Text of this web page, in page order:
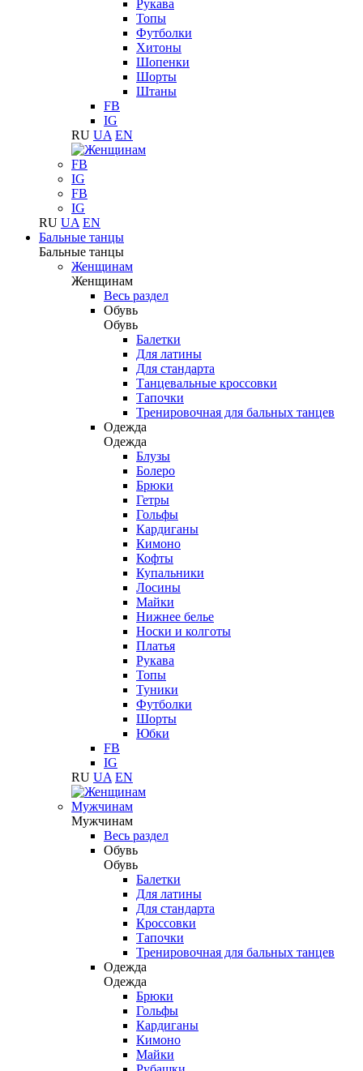
Рукава
Топы
Футболки
Хитоны
Шопенки
Шорты
Штаны
FB
IG
RU UA EN
FB
IG
FB
IG
RU UA EN
Бальные танцы
Бальные танцы
Женщинам
Женщинам
Весь раздел
Обувь
Обувь
Балетки
Для латины
Для стандарта
Танцевальные кроссовки
Тапочки
Тренировочная для бальных танцев
Одежда
Одежда
Блузы
Болеро
Брюки
Гетры
Гольфы
Кардиганы
Кимоно
Кофты
Купальники
Лосины
Майки
Нижнее белье
Носки и колготы
Платья
Рукава
Топы
Туники
Футболки
Шорты
Юбки
FB
IG
RU UA EN
Мужчинам
Мужчинам
Весь раздел
Обувь
Обувь
Балетки
Для латины
Для стандарта
Кроссовки
Тапочки
Тренировочная для бальных танцев
Одежда
Одежда
Брюки
Гольфы
Кардиганы
Кимоно
Майки